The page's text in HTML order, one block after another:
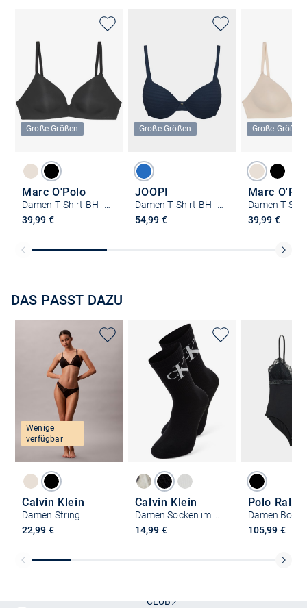
Große Größen
Marc O'Polo
Damen T-Shirt-BH - Second Skin
39,99 €
Große Größen
JOOP!
54,99 €
Große Größen
Marc
39,99 €
DAS PASST DAZU
Wenige
verfügbar
Calvin Klein
Damen String
22,99 €
Calvin Klein
14,99 €
105,99 €
CLUB